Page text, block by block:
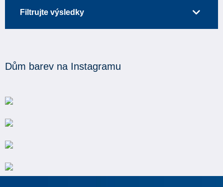
Filtrujte výsledky
Dům barev na Instagramu